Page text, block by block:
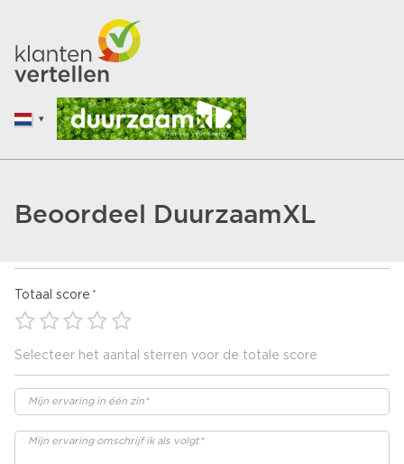
Beoordeel DuurzaamXL
Totaal score
Selecteer het aantal sterren voor de totale score